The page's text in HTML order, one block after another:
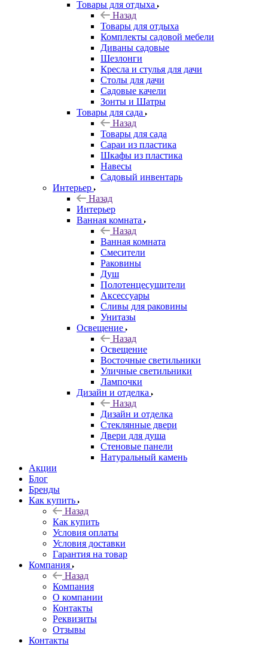
Товары для отдыха
Назад
Товары для отдыха
Комплекты садовой мебели
Диваны садовые
Шезлонги
Кресла и стулья для дачи
Столы для дачи
Садовые качели
Зонты и Шатры
Товары для сада
Назад
Товары для сада
Сараи из пластика
Шкафы из пластика
Навесы
Садовый инвентарь
Интерьер
Назад
Интерьер
Ванная комната
Назад
Ванная комната
Смесители
Раковины
Душ
Полотенцесушители
Аксессуары
Сливы для раковины
Унитазы
Освещение
Назад
Освещение
Восточные светильники
Уличные светильники
Лампочки
Дизайн и отделка
Назад
Дизайн и отделка
Стеклянные двери
Двери для душа
Стеновые панели
Натуральный камень
Акции
Блог
Бренды
Как купить
Назад
Как купить
Условия оплаты
Условия доставки
Гарантия на товар
Компания
Назад
Компания
О компании
Контакты
Реквизиты
Отзывы
Контакты